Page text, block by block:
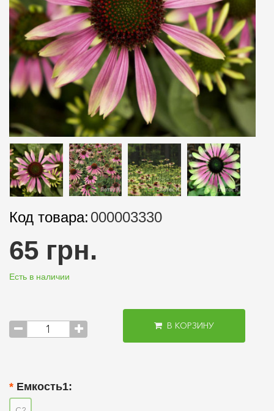
Код товара: 000003330
65 грн.
Есть в наличии
В КОРЗИНУ
Емкость1: